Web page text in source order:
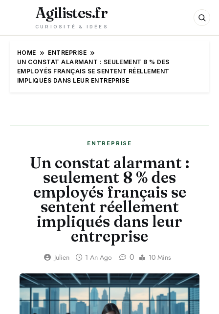
Agilistes.fr
CURIOSITÉ & IDÉES
HOME
ENTREPRISE
UN CONSTAT ALARMANT : SEULEMENT 8 % DES
EMPLOYÉS FRANÇAIS SE SENTENT RÉELLEMENT
IMPLIQUÉS DANS LEUR ENTREPRISE
ENTREPRISE
Un constat alarmant :
seulement 8 % des
employés français se
sentent réellement
impliqués dans leur
entreprise
Julien 1 An Ago 0 10 Mins